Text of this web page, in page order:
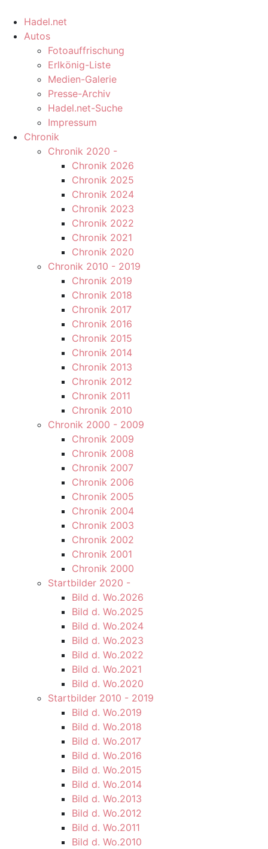
Hadel.net
Autos
Fotoauffrischung
Erlkönig-Liste
Medien-Galerie
Presse-Archiv
Hadel.net-Suche
Impressum
Chronik
Chronik 2020 -
Chronik 2026
Chronik 2025
Chronik 2024
Chronik 2023
Chronik 2022
Chronik 2021
Chronik 2020
Chronik 2010 - 2019
Chronik 2019
Chronik 2018
Chronik 2017
Chronik 2016
Chronik 2015
Chronik 2014
Chronik 2013
Chronik 2012
Chronik 2011
Chronik 2010
Chronik 2000 - 2009
Chronik 2009
Chronik 2008
Chronik 2007
Chronik 2006
Chronik 2005
Chronik 2004
Chronik 2003
Chronik 2002
Chronik 2001
Chronik 2000
Startbilder 2020 -
Bild d. Wo.2026
Bild d. Wo.2025
Bild d. Wo.2024
Bild d. Wo.2023
Bild d. Wo.2022
Bild d. Wo.2021
Bild d. Wo.2020
Startbilder 2010 - 2019
Bild d. Wo.2019
Bild d. Wo.2018
Bild d. Wo.2017
Bild d. Wo.2016
Bild d. Wo.2015
Bild d. Wo.2014
Bild d. Wo.2013
Bild d. Wo.2012
Bild d. Wo.2011
Bild d. Wo.2010